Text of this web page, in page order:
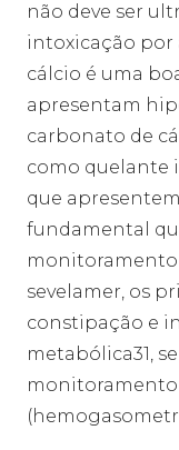
não deve ser
intoxicação por
cálcio é uma
apresentam
carbonato de
como quelante
que
fundamental
monitoramento
sevelamer, os
constipação e
metabólica31,
monitoramento